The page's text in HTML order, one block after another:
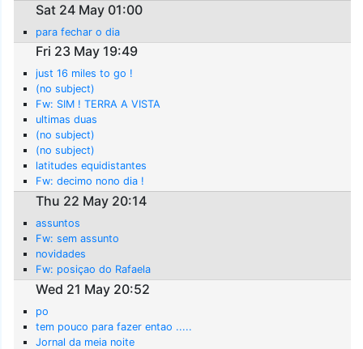
Sat 24 May 01:00
para fechar o dia
Fri 23 May 19:49
just 16 miles to go !
(no subject)
Fw: SIM ! TERRA A VISTA
ultimas duas
(no subject)
(no subject)
latitudes equidistantes
Fw: decimo nono dia !
Thu 22 May 20:14
assuntos
Fw: sem assunto
novidades
Fw: posiçao do Rafaela
Wed 21 May 20:52
po
tem pouco para fazer entao .....
Jornal da meia noite